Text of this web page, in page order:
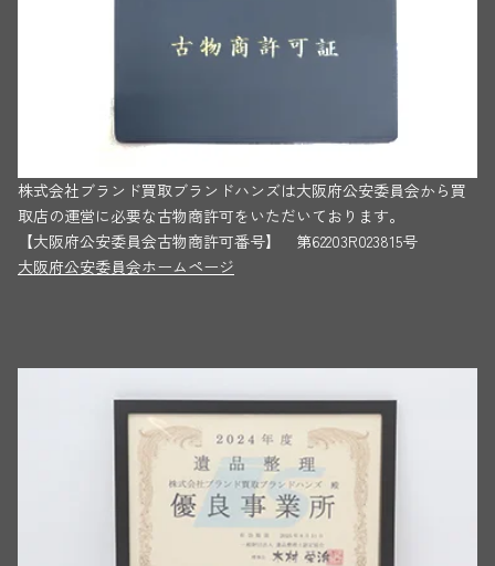
株式会社ブランド買取ブランドハンズは大阪府公安委員会から買
取店の運営に必要な古物商許可をいただいております。
【大阪府公安委員会古物商許可番号】 第62203R023815号
大阪府公安委員会ホームページ